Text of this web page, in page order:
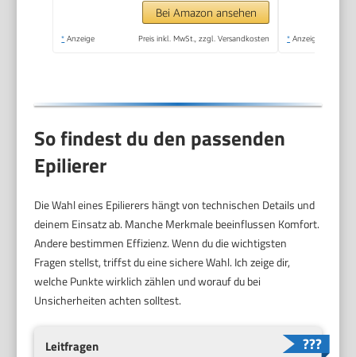
Achsel, Beine &
Bikinizone
Bei Amazon ansehen
* Anzeige Preis inkl. MwSt., zzgl. Versandkosten * Anzeige
So findest du den passenden
Epilierer
Die Wahl eines Epilierers hängt von technischen Details und
deinem Einsatz ab. Manche Merkmale beeinflussen Komfort.
Andere bestimmen Effizienz. Wenn du die wichtigsten
Fragen stellst, triffst du eine sichere Wahl. Ich zeige dir,
welche Punkte wirklich zählen und worauf du bei
Unsicherheiten achten solltest.
Leitfragen